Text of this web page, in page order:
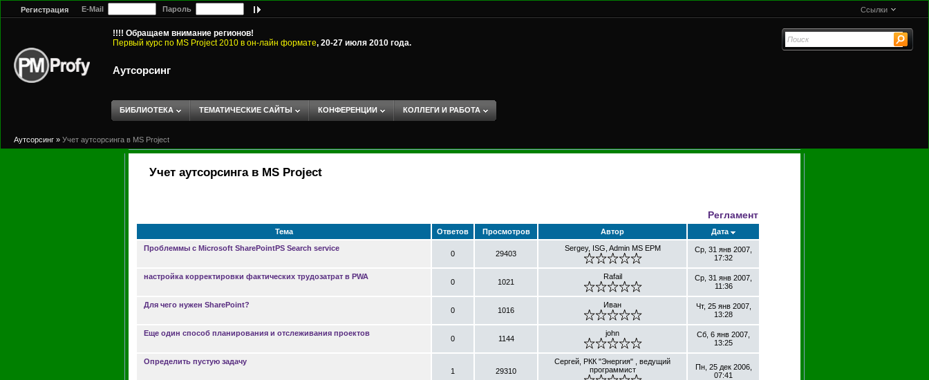
Регистрация E-Mail Пароль Ссылки
!!!! Обращаем внимание регионов!
Первый курс по MS Project 2010 в он-лайн формате, 20-27 июля 2010 года.
Аутсорсинг
БИБЛИОТЕКА ТЕМАТИЧЕСКИЕ САЙТЫ КОНФЕРЕНЦИИ КОЛЛЕГИ И РАБОТА
Аутсорсинг » Учет аутсорсинга в MS Project
Учет аутсорсинга в MS Project
Регламент
Тема Ответов Просмотров Автор
Дата
Проблеммы с Microsoft SharePointPS Search service
0 29403
Sergey, ISG, Admin MS EPM
Ср, 31 янв 2007,
17:32
настройка корректировки фактических трудозатрат в PWA
0 1021
Rafail
Ср, 31 янв 2007,
11:36
Для чего нужен SharePoint?
0 1016
Иван
Чт, 25 янв 2007,
13:28
Еще один способ планирования и отслеживания проектов
0 1144
john
Сб, 6 янв 2007,
13:25
Определить пустую задачу
1
29310
Сергей, РКК "Энергия" , ведущий
программист
Пн, 25 дек 2006,
07:41